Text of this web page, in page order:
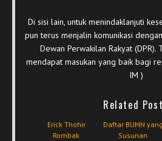
Di sisi lain, untuk menindaklanjuti
pun terus menjalin komunikasi
Dewan Perwakilan Rakyat (DPR).
mendapat masukan yang baik bagi
IM )
Related
Erick Thohir
Rombak
Daftar BUMN yang
Susunan